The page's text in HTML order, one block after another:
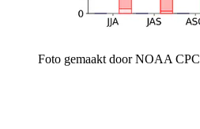
Foto gemaakt door NOAA CPC